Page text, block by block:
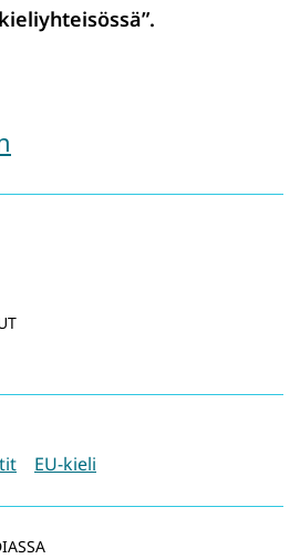
EU-kieli